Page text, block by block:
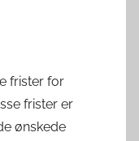
frister for
frister er
ønskede